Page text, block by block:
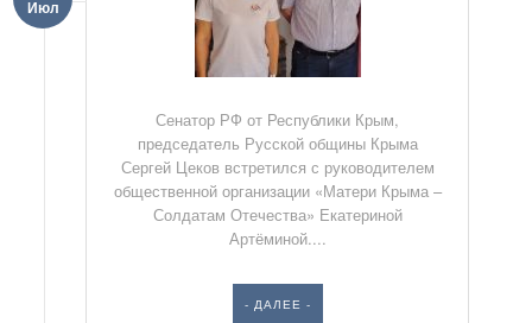
Июл
Сенатор РФ от Республики Крым,
председатель Русской общины Крыма
Сергей Цеков встретился с руководителем
общественной организации «Матери Крыма –
Солдатам Отечества» Екатериной
Артёминой....
- ДАЛЕЕ -